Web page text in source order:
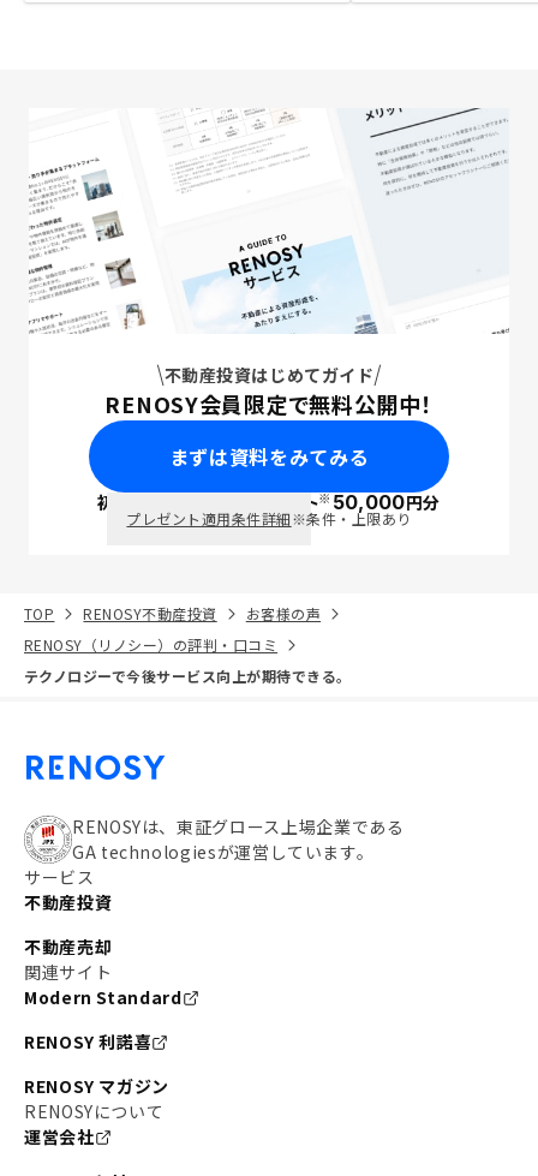
不動産投資はじめてガイド
RENOSY会員限定で無料公開中！
まずは資料をみてみる
初回面談で ポイント※50,000円分
プレゼント適用条件詳細※条件・上限あり
TOP RENOSY不動産投資
お客様の声
RENOSY（リノシー）の評判・口コミ
テクノロジーで今後サービス向上が期待できる。
RENOSYは、東証グロース上場企業である
GA technologiesが運営しています。
サービス
不動産投資
不動産売却
関連サイト
Modern Standard
RENOSY 利諾喜
RENOSY マガジン
RENOSYについて
運営会社